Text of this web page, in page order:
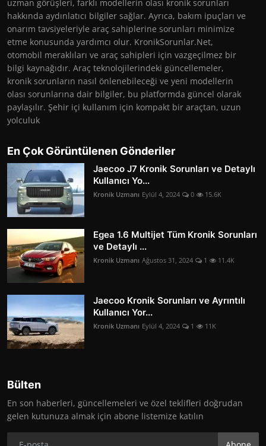
uzman görüşleri, farklı modellerin olası kronik sorunları
hakkında aydınlatıcı bilgiler sağlar. Ayrıca, bakım ipuçları ve
onarım tavsiyeleriyle araç sahiplerine sorunları minimize
etme konusunda yardımcı olur. KronikSorunlar.Net,
otomobil meraklıları ve araç sahipleri için vazgeçilmez bir
bilgi kaynağıdır. Araç teknolojilerindeki güncellemeler,
kronik sorunların nasıl önlenebileceği ve yeni modellerin
olası sorunlarına dair bilgiler, bu platformda güncel olarak
paylaşılır. Şehir içi kullanım için kompakt bir araçtan, uzun
yolculuk
En Çok Görüntülenen Gönderiler
Jaecoo J7 Kronik Sorunları ve Detaylı
Kullanıcı Yo...
Kronik Uzmanı Eylül 4, 2024 0 15.6K
Egea 1.6 Multijet Tüm Kronik Sorunları
ve Detaylı ...
Kronik Uzmanı Ağustos 31, 2024 1 11.4K
Jaecoo Kronik Sorunları ve Ayrıntılı
Kullanıcı Yor...
Kronik Uzmanı Eylül 4, 2024 1 11K
Bülten
En son haberleri, güncellemeleri ve özel teklifleri doğrudan
gelen kutunuza almak için abone listemize katılın